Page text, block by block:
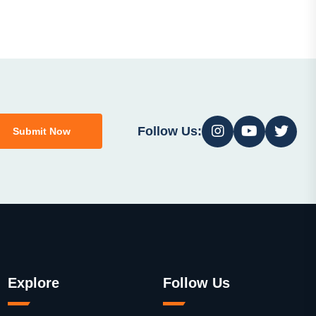
Submit Now Follow Us:
Explore Follow Us